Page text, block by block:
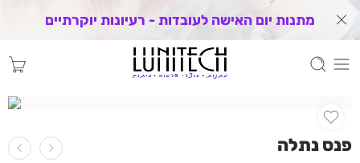
מתנות יום האישה לעובדות - רעיונות יוקרתיים
פנס נתלה